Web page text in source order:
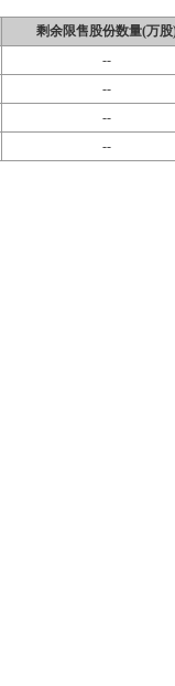
剩余限售股份数量(万股
--
--
--
--